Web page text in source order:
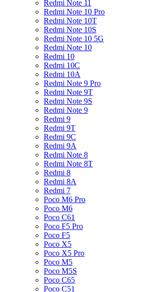
Redmi Note 11
Redmi Note 10 Pro
Redmi Note 10T
Redmi Note 10S
Redmi Note 10 5G
Redmi Note 10
Redmi 10
Redmi 10C
Redmi 10A
Redmi Note 9 Pro
Redmi Note 9T
Redmi Note 9S
Redmi Note 9
Redmi 9
Redmi 9T
Redmi 9C
Redmi 9A
Redmi Note 8
Redmi Note 8T
Redmi 8
Redmi 8A
Redmi 7
Poco M6 Pro
Poco M6
Poco C61
Poco F5 Pro
Poco F5
Poco X5
Poco X5 Pro
Poco M5
Poco M5S
Poco C65
Poco C51